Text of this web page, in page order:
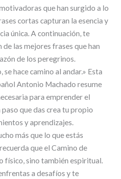
que han surgido a lo
cortas capturan la esencia y
única. A continuación, te
las mejores frases que han
de los peregrinos.
hace camino al andar.» Esta
Antonio Machado resume
para emprender el
que das crea tu propio
y aprendizajes.
más que lo que estás
que el Camino de
físico, sino también espiritual.
a desafíos y te